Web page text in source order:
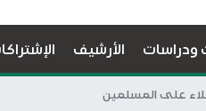
ودراسات الأرشيف
على المسلمين